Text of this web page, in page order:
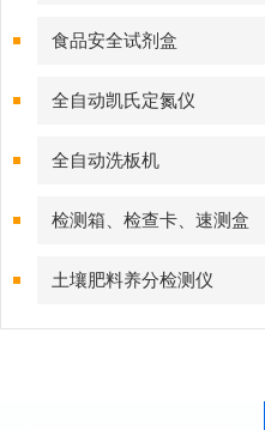
食品安全试剂盒
全自动凯氏定氮仪
全自动洗板机
检测箱、检查卡、速测盒
土壤肥料养分检测仪